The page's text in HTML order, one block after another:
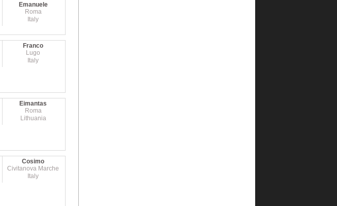
Emanuele
Roma
Italy
Franco
Lugo
Italy
Eimantas
Roma
Lithuania
Cosimo
Civitanova Marche
Italy